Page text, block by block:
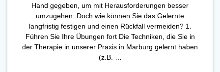
Hand gegeben, um mit Herausforderungen besser
umzugehen. Doch wie können Sie das Gelernte
langfristig festigen und einen Rückfall vermeiden? 1.
Führen Sie Ihre Übungen fort Die Techniken, die Sie in
der Therapie in unserer Praxis in Marburg gelernt haben
(z.B. …